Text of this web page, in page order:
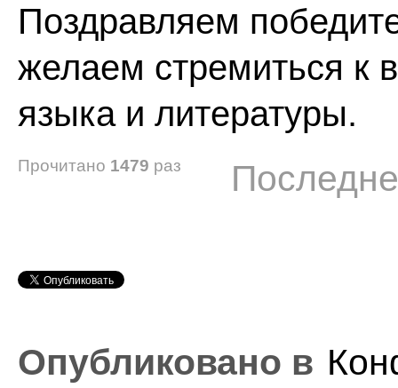
Поздравляем
желаем стремиться к
языка и литературы.
Прочитано 1479 раз
Опубликовано в